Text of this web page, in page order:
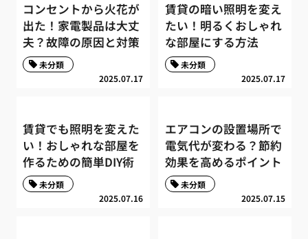
コンセントから火花が
出た！家電製品は大丈
夫？故障の原因と対策
2025.07.17
未分類
賃貸の暗い照明を変え
たい！明るくおしゃれ
な部屋にする方法
2025.07.17
未分類
賃貸でも照明を変えた
い！おしゃれな部屋を
作るための簡単DIY術
2025.07.16
未分類
エアコンの設置場所で
電気代が変わる？節約
効果を高めるポイント
2025.07.15
未分類